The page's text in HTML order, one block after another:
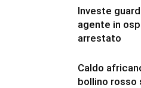
Investe
agente in
arrestato
Caldo
bollino rosso